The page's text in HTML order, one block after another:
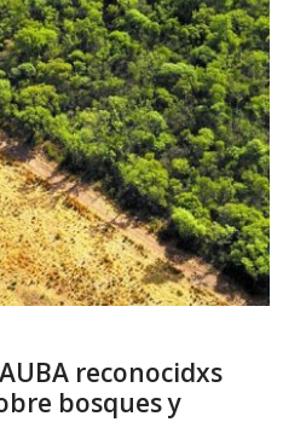
reconocidxs
bosques y